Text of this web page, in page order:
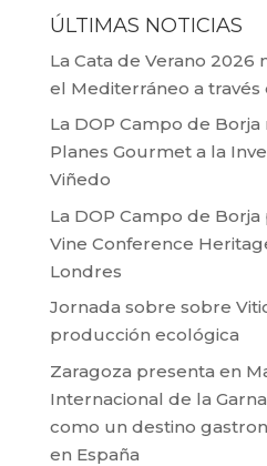
ÚLTIMAS NOTICIAS
La Cata de Verano 2026
el Mediterráneo a través
La DOP Campo de
Planes Gourmet a la
Viñedo
La DOP Campo de
Vine Conference
Londres
Jornada sobre sobre
producción ecológica
Zaragoza presenta en
Internacional de la
como un destino
en España